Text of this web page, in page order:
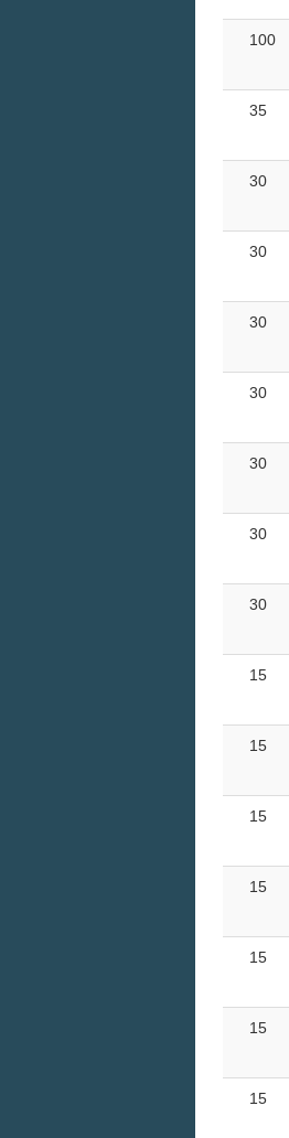
100
35
30
30
30
30
30
30
30
15
15
15
15
15
15
15